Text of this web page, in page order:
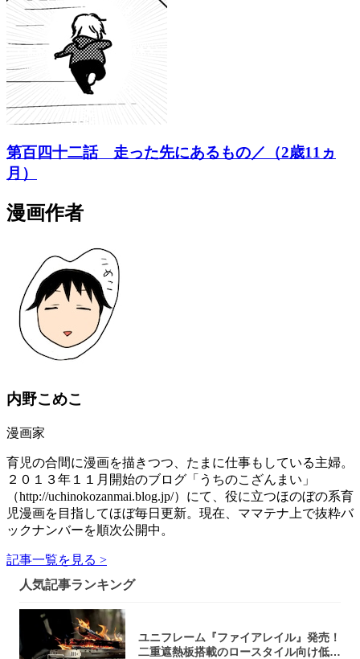
第百四十二話 走った先にあるもの／（2歳11ヵ
月）
漫画作者
内野こめこ
漫画家
育児の合間に漫画を描きつつ、たまに仕事もしている主婦。
２０１３年１１月開始のブログ「うちのこざんまい」
（http://uchinokozanmai.blog.jp/）にて、役に立つほのぼの系育
児漫画を目指してほぼ毎日更新。現在、ママテナ上で抜粋バ
ックナンバーを順次公開中。
記事一覧を見る >
人気記事ランキング
ユニフレーム『ファイアレイル』発売！
二重遮熱板搭載のロースタイル向け低型